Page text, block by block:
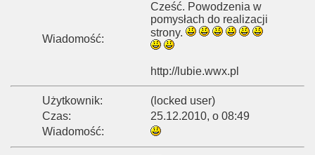
Wiadomość:
Cześć. Powodzenia w
pomysłach do realizacji
strony.
http://lubie.wwx.pl
Użytkownik:
(locked user)
Czas:
25.12.2010, o 08:49
Wiadomość: